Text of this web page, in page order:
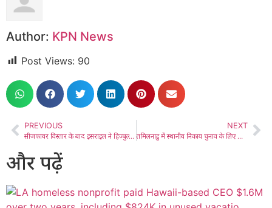
Author: KPN News
Post Views: 90
PREVIOUS
सीजफायर विस्तार के बाद इसराइल ने हिज़्बुल्लाह की मिसाइल फायरिंग का किया जवाबी हमला
NEXT
तमिलनाडु में स्थानीय निकाय चुनाव के लिए वोटिंग शुरू
और पढ़ें